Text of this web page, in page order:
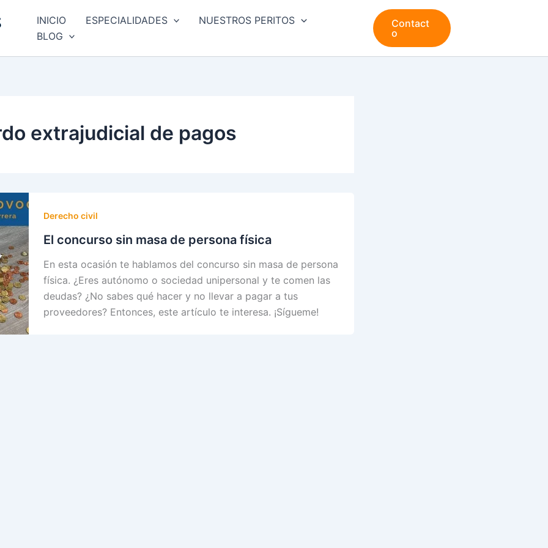
INICIO ESPECIALIDADES
NUESTROS PERITOS
BLOG
Contact
o
extrajudicial de pagos
Derecho civil
El concurso sin masa de persona física
En esta ocasión te hablamos del concurso sin masa de persona
física. ¿Eres autónomo o sociedad unipersonal y te comen las
deudas? ¿No sabes qué hacer y no llevar a pagar a tus
proveedores? Entonces, este artículo te interesa. ¡Sígueme!